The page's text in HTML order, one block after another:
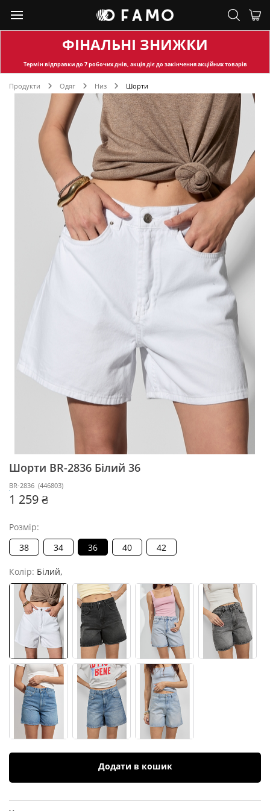
ФІНАЛЬНІ ЗНИЖКИ
Термін відправкидо 7 робочих днів, акція діє до закінчення акційних товарів
Продукти Одяг Низ Шорти
Шорти BR-2836 Білий 36
BR-2836 (446803)
1 259 ₴
Розмір:
38
34 36 40 42
Колір: Білий,
Додати в кошик